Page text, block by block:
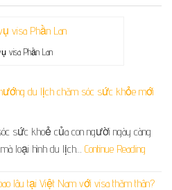
visa Phần Lan
du lịch chăm sóc sức khỏe mới
sức khoẻ của con người ngày càng
loại hình du lịch… Continue Reading
lâu tại Việt Nam với visa thăm thân?